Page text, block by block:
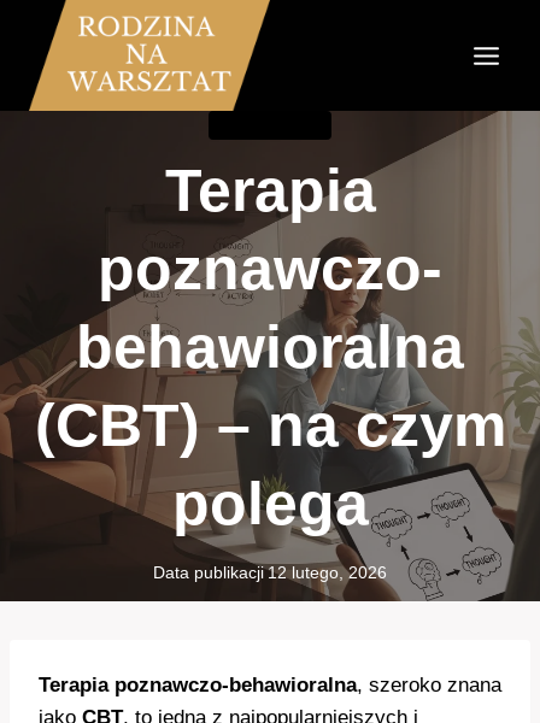
Przejdź
treści
Terapia
poznawczo-
behawioralna
(CBT) – na czym
polega
Data publikacji 12 lutego, 2026
Terapia poznawczo-behawioralna, szeroko znana
jako CBT, to jedna z najpopularniejszych i